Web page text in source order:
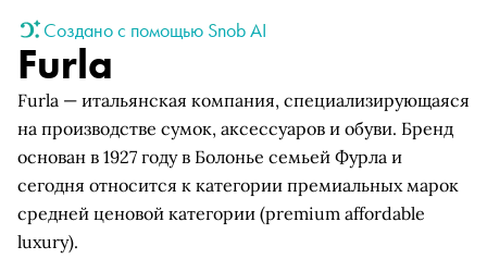
Создано с помощью Snob AI
Furla
Furla — итальянская компания, специализирующаяся
на производстве сумок, аксессуаров и обуви. Бренд
основан в 1927 году в Болонье семьей Фурла и
сегодня относится к категории премиальных марок
средней ценовой категории (premium affordable
luxury).